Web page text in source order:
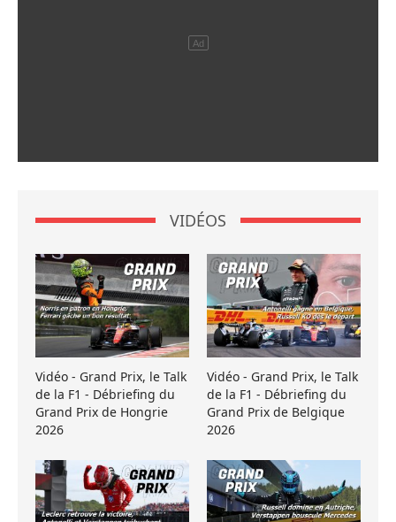
VIDÉOS
Vidéo - Grand Prix, le Talk
de la F1 - Débriefing du
Grand Prix de Hongrie
2026
Vidéo - Grand Prix, le Talk
de la F1 - Débriefing du
Grand Prix de Belgique
2026